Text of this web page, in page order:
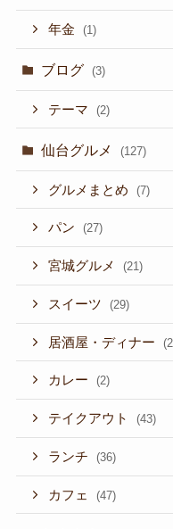
年金 (1)
ブログ (3)
テーマ (2)
仙台グルメ (127)
グルメまとめ (7)
パン (27)
宮城グルメ (21)
スイーツ (29)
居酒屋・ディナー
カレー (2)
テイクアウト (43)
ランチ (36)
カフェ (47)